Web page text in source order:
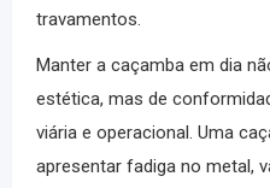
travamentos.
Manter a caçamba em dia
estética, mas de
viária e operacional. Uma
apresentar fadiga no metal,